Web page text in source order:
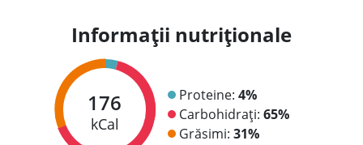
Informații nutriționale
176
kCal
Proteine: 4%
Carbohidrați: 65%
Grăsimi: 31%